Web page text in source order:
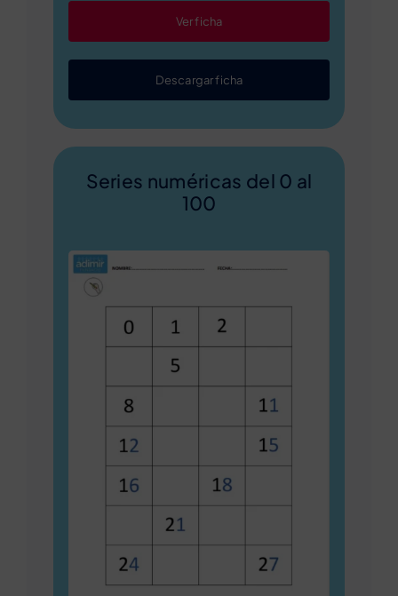
Ver ficha
Descargar ficha
Series numéricas del 0 al
100